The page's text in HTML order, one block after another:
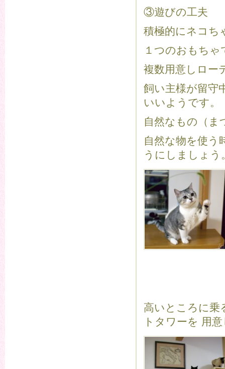
③遊びの工夫
積極的にネコち
１つのおもち
複数用意しロー
飼い主様が留守
いいようです。
自然なもの（
自然な物を使う
うにしましょう
高いところに乗
トタワーを 用